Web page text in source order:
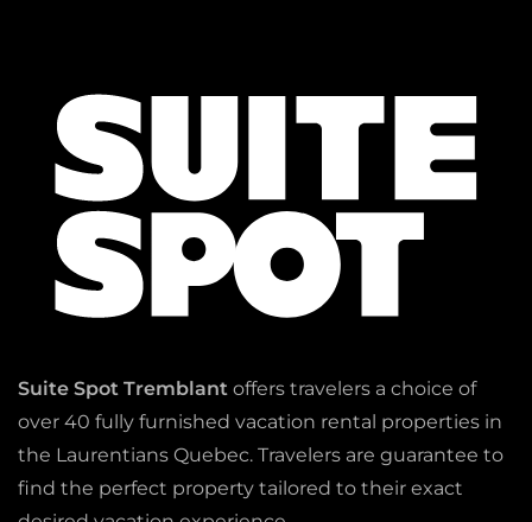
Suite Spot Tremblant offers travelers a choice of
over 40 fully furnished vacation rental properties in
the Laurentians Quebec. Travelers are guarantee to
find the perfect property tailored to their exact